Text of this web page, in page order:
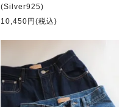
(Silver925)
10,450円(税込)